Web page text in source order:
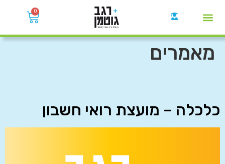
0
מאמרים
כלכלה – מועצת רואי חשבון